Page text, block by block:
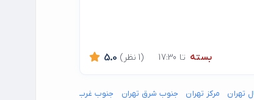
بسته تا 17:30 5.0 (1 نظر)
تهران مرکز تهران جنوب شرق تهران جنوب غرب تهران